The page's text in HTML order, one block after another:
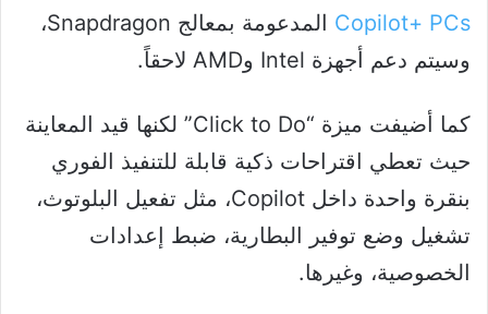
Copilot+ PCs
المدعومة بمعالج Snapdragon،
وسيتم دعم أجهزة Intel وAMD لاحقاً.
كما أضيفت ميزة “Click to Do” لكنها قيد المعاينة
حيث تعطي اقتراحات ذكية قابلة للتنفيذ الفوري
بنقرة واحدة داخل Copilot، مثل تفعيل البلوتوث،
تشغيل وضع توفير البطارية، ضبط إعدادات
الخصوصية، وغيرها.